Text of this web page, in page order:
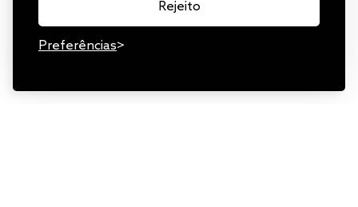
Rejeito
Preferências